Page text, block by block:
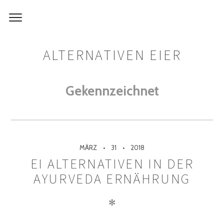
ALTERNATIVEN EIER
Gekennzeichnet
MÄRZ 31 2018
EI ALTERNATIVEN IN DER
AYURVEDA ERNÄHRUNG
✻